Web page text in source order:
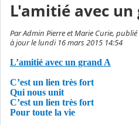
L'amitié avec un
Par Admin Pierre et Marie Curie,
à jour le lundi 16 mars 2015 14:54
L’amitié avec un grand A
C’est un lien très fort
Qui nous unit
C’est un lien très fort
Pour toute la vie